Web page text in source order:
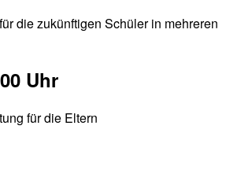
die zukünftigen Schüler in mehreren
Uhr
für die Eltern